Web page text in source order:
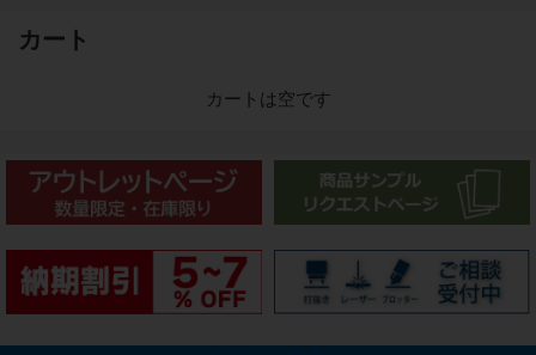
75 μm
カート
カートは空です